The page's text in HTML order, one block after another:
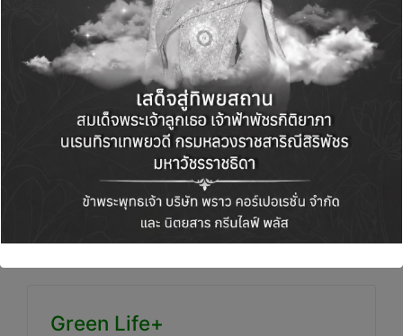
ง่ายๆ สิ่งสำคัญคือ การมีวินัยทางการเงิน วางแผน
หนี้ให้เหมาะสมกับรายได้ และรู้เท่าทันกลไก
ทางการเงินแต่ละแบบอย่างถ่องแท้ จะช่วยให้
สามารถใช้สินเชื่อให้เกิดประโยชน์สูงสุดได้อย่าง
ปลอดภัย
Green Life+